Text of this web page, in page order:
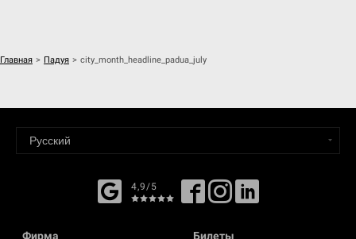
Главная > Падуя > city_month_headline_padua_july
4,9/5
Фирма Билеты